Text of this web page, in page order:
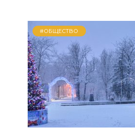
#ОБЩЕСТВО